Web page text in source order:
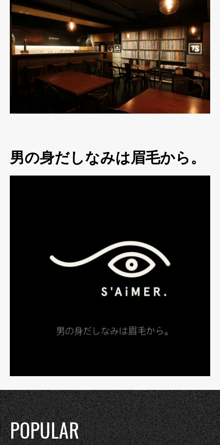
男の身だしなみは眉毛から。
POPULAR